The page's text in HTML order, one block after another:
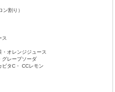
ン割り）
ス
・オレンジジュース
グレープソーダ
ビタC・ CCレモン